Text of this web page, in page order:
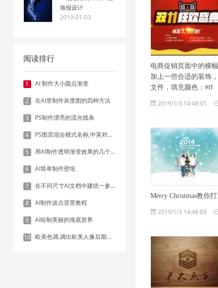
海报设计
2019-01-03
阅读排行
1 AI 制作大小圆点渐变
2 在AI里制作灰度图的四种方法
3 PS制作漂亮的流光线条
4 PS图层混合模式名称,中英对照表
5 用AI制作透明渐变效果的几个方法
6 AI简单制作壁纸
7 在不同尺寸AI文档中建统一参考线 - 方法1：对齐和分布
8 AI制作波点背景教程
9 AI绘制美丽的海底世界
10 欧美色调,调出欧美人像后期色调实例
电商促销页面中的横
加上一些合适的装
文件，填充颜色：#ff
2019/1/3 14:48:05
Merry Christmas教你
2019/1/3 14:48:05